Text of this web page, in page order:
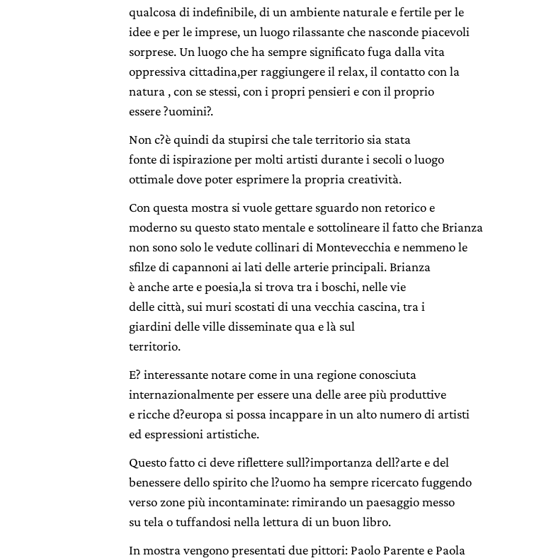
qualcosa di indefinibile, di un ambiente naturale e fertile per le
idee e per le imprese, un luogo rilassante che nasconde piacevoli
sorprese. Un luogo che ha sempre significato fuga dalla vita
oppressiva cittadina,per raggiungere il relax, il contatto con la
natura , con se stessi, con i propri pensieri e con il proprio
essere ?uomini?.
Non c?è quindi da stupirsi che tale territorio sia stata
fonte di ispirazione per molti artisti durante i secoli o luogo
ottimale dove poter esprimere la propria creatività.
Con questa mostra si vuole gettare sguardo non retorico e
moderno su questo stato mentale e sottolineare il fatto che Brianza
non sono solo le vedute collinari di Montevecchia e nemmeno le
sfilze di capannoni ai lati delle arterie principali. Brianza
è anche arte e poesia,la si trova tra i boschi, nelle vie
delle città, sui muri scostati di una vecchia cascina, tra i
giardini delle ville disseminate qua e là sul
territorio.
E? interessante notare come in una regione conosciuta
internazionalmente per essere una delle aree più produttive
e ricche d?europa si possa incappare in un alto numero di artisti
ed espressioni artistiche.
Questo fatto ci deve riflettere sull?importanza dell?arte e del
benessere dello spirito che l?uomo ha sempre ricercato fuggendo
verso zone più incontaminate: rimirando un paesaggio messo
su tela o tuffandosi nella lettura di un buon libro.
In mostra vengono presentati due pittori: Paolo Parente e Paola